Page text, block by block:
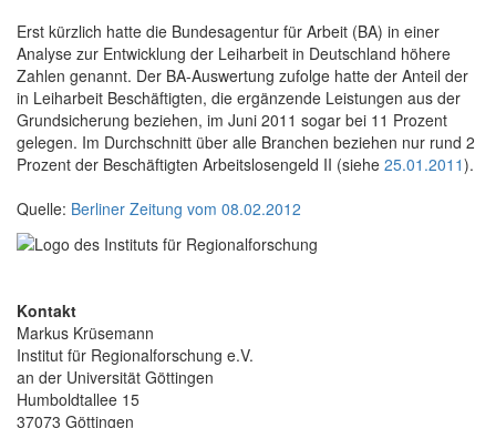
Erst kürzlich hatte die Bundesagentur für Arbeit (BA) in einer
Analyse zur Entwicklung der Leiharbeit in Deutschland höhere
Zahlen genannt. Der BA-Auswertung zufolge hatte der Anteil der
in Leiharbeit Beschäftigten, die ergänzende Leistungen aus der
Grundsicherung beziehen, im Juni 2011 sogar bei 11 Prozent
gelegen. Im Durchschnitt über alle Branchen beziehen nur rund 2
Prozent der Beschäftigten Arbeitslosengeld II (siehe 25.01.2011).
Quelle: Berliner Zeitung vom 08.02.2012
Kontakt
Markus Krüsemann
Institut für Regionalforschung e.V.
an der Universität Göttingen
Humboldtallee 15
37073 Göttingen